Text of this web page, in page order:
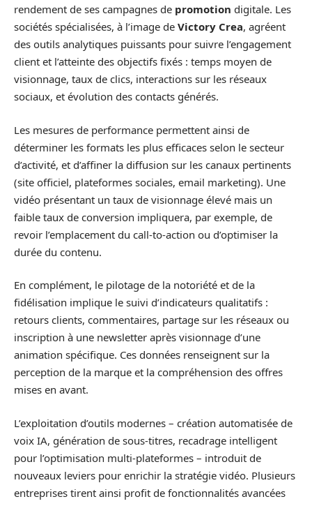
rendement de ses campagnes de promotion digitale. Les
sociétés spécialisées, à l’image de Victory Crea, agréent
des outils analytiques puissants pour suivre l’engagement
client et l’atteinte des objectifs fixés : temps moyen de
visionnage, taux de clics, interactions sur les réseaux
sociaux, et évolution des contacts générés.
Les mesures de performance permettent ainsi de
déterminer les formats les plus efficaces selon le secteur
d’activité, et d’affiner la diffusion sur les canaux pertinents
(site officiel, plateformes sociales, email marketing). Une
vidéo présentant un taux de visionnage élevé mais un
faible taux de conversion impliquera, par exemple, de
revoir l’emplacement du call-to-action ou d’optimiser la
durée du contenu.
En complément, le pilotage de la notoriété et de la
fidélisation implique le suivi d’indicateurs qualitatifs :
retours clients, commentaires, partage sur les réseaux ou
inscription à une newsletter après visionnage d’une
animation spécifique. Ces données renseignent sur la
perception de la marque et la compréhension des offres
mises en avant.
L’exploitation d’outils modernes – création automatisée de
voix IA, génération de sous-titres, recadrage intelligent
pour l’optimisation multi-plateformes – introduit de
nouveaux leviers pour enrichir la stratégie vidéo. Plusieurs
entreprises tirent ainsi profit de fonctionnalités avancées